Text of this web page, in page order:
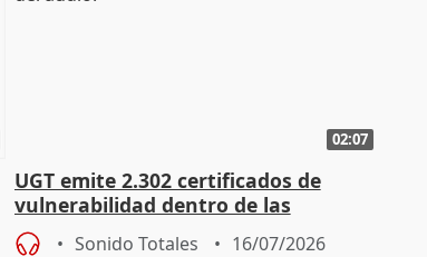
02:07
UGT emite 2.302 certificados de
vulnerabilidad dentro de las
solicitudes de regulación C-LM
Sonido Totales 16/07/2026